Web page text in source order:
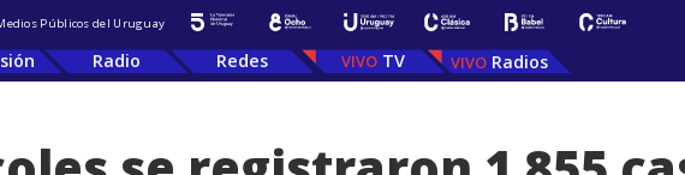
Públicos del Uruguay
Radio Redes TV Radios